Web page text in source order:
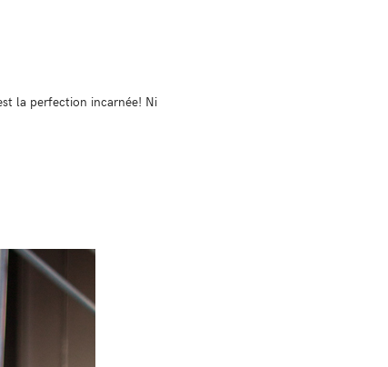
la perfection incarnée! Ni